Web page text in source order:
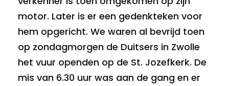
motor. Later is er een gedenkteken voor
hem opgericht. We waren al bevrijd toen
op zondagmorgen de Duitsers in Zwolle
het vuur openden op de St. Jozefkerk. De
mis van 6.30 uur was aan de gang en er